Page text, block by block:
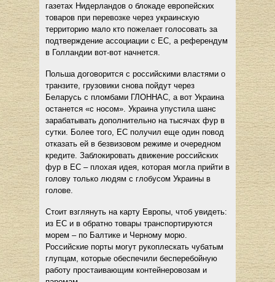
газетах Нидерландов о блокаде европейских
товаров при перевозке через украинскую
территорию мало кто пожелает голосовать за
подтверждение ассоциации с ЕС, а референдум
в Голландии вот-вот начнется.
Польша договорится с российскими властями о
транзите, грузовики снова пойдут через
Беларусь с пломбами ГЛОННАС, а вот Украина
останется «с носом». Украина упустила шанс
зарабатывать дополнительно на тысячах фур в
сутки. Более того, ЕС получил еще один повод
отказать ей в безвизовом режиме и очередном
кредите. Заблокировать движение российских
фур в ЕС – плохая идея, которая могла прийти в
голову только людям с глобусом Украины в
голове.
Стоит взглянуть на карту Европы, чтоб увидеть:
из ЕС и в обратно товары транспортируются
морем – по Балтике и Черному морю.
Российские порты могут рукоплескать чубатым
глупцам, которые обеспечили бесперебойную
работу простаивающим контейнеровозам и